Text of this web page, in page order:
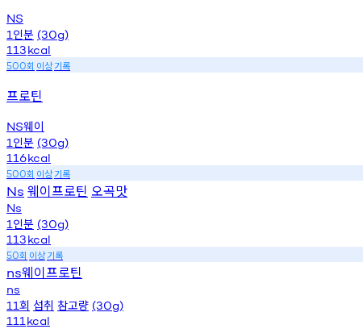
NS
1 인분 (30g)
113kcal
500회 이상기록
프로틴
NS웨이
1 인분 (30g)
116kcal
500회 이상기록
Ns 웨이프로틴 오곡맛
Ns
1 인분 (30g)
113kcal
50회 이상기록
ns웨이프로틴
ns
11회 섭취 참고량 (30g)
111 kcal